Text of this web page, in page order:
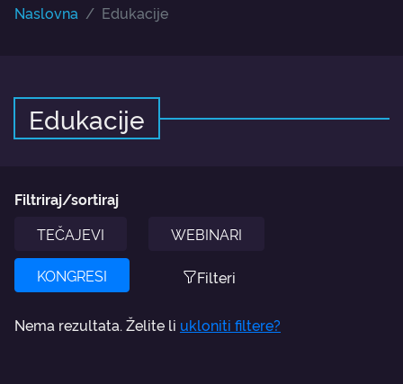
Naslovna Edukacije
Edukacije
Filtriraj/sortiraj
TEČAJEVI
WEBINARI
KONGRESI Filteri
Nema rezultata. Želite li ukloniti filtere?